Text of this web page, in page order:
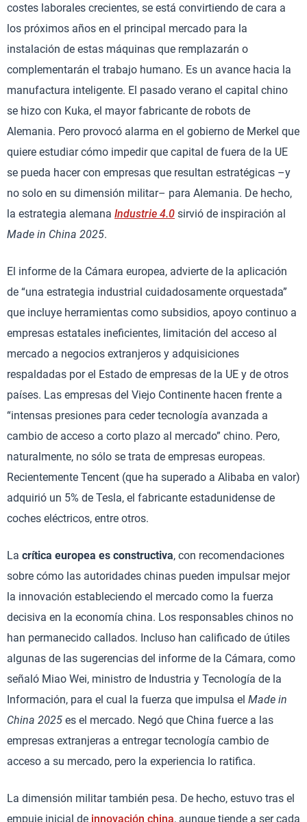
costes laborales crecientes, se está convirtiendo de cara a
los próximos años en el principal mercado para la
instalación de estas máquinas que remplazarán o
complementarán el trabajo humano. Es un avance hacia la
manufactura inteligente. El pasado verano el capital chino
se hizo con Kuka, el mayor fabricante de robots de
Alemania. Pero provocó alarma en el gobierno de Merkel que
quiere estudiar cómo impedir que capital de fuera de la UE
se pueda hacer con empresas que resultan estratégicas –y
no solo en su dimensión militar– para Alemania. De hecho,
la estrategia alemana Industrie 4.0 sirvió de inspiración al
Made in China 2025.
El informe de la Cámara europea, advierte de la aplicación
de “una estrategia industrial cuidadosamente orquestada”
que incluye herramientas como subsidios, apoyo continuo a
empresas estatales ineficientes, limitación del acceso al
mercado a negocios extranjeros y adquisiciones
respaldadas por el Estado de empresas de la UE y de otros
países. Las empresas del Viejo Continente hacen frente a
“intensas presiones para ceder tecnología avanzada a
cambio de acceso a corto plazo al mercado” chino. Pero,
naturalmente, no sólo se trata de empresas europeas.
Recientemente Tencent (que ha superado a Alibaba en valor)
adquirió un 5% de Tesla, el fabricante estadunidense de
coches eléctricos, entre otros.
La crítica europea es constructiva, con recomendaciones
sobre cómo las autoridades chinas pueden impulsar mejor
la innovación estableciendo el mercado como la fuerza
decisiva en la economía china. Los responsables chinos no
han permanecido callados. Incluso han calificado de útiles
algunas de las sugerencias del informe de la Cámara, como
señaló Miao Wei, ministro de Industria y Tecnología de la
Información, para el cual la fuerza que impulsa el Made in
China 2025 es el mercado. Negó que China fuerce a las
empresas extranjeras a entregar tecnología cambio de
acceso a su mercado, pero la experiencia lo ratifica.
La dimensión militar también pesa. De hecho, estuvo tras el
empuje inicial de innovación china, aunque tiende a ser cada